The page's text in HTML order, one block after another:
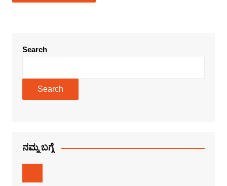
Search
Search
ನಮ್ಮ ಬಗ್ಗೆ